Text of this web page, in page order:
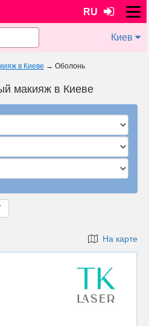
RU
Киев
в Киеве → Оболонь
макияж в Киеве
На карте